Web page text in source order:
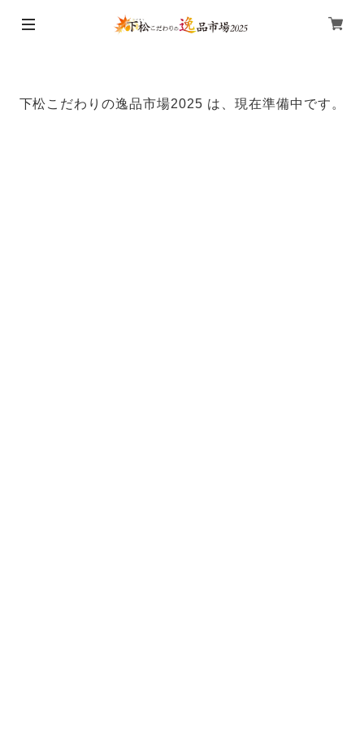
下松こだわりの逸品市場2025 は、現在準備中です。